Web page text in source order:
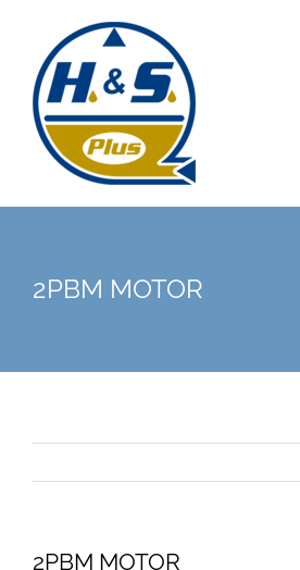
contenido
2PBM MOTOR
2PBM MOTOR